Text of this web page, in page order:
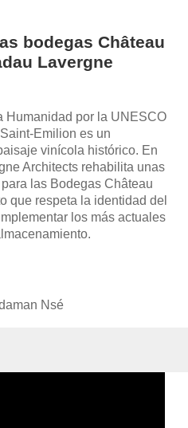
bodegas Château
Lavergne
Humanidad por la UNESCO
Emilion es un
vinícola histórico. En
Architects rehabilita unas
las Bodegas Château
que respeta la identidad del
los más actuales
author/ursicino-
Nsé